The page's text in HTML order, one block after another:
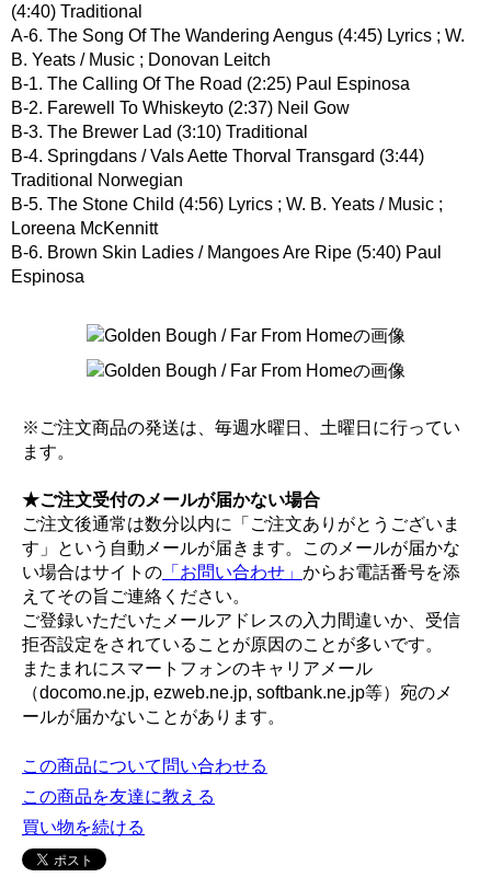
(4:40) Traditional
A-6. The Song Of The Wandering Aengus (4:45) Lyrics ; W.
B. Yeats / Music ; Donovan Leitch
B-1. The Calling Of The Road (2:25) Paul Espinosa
B-2. Farewell To Whiskeyto (2:37) Neil Gow
B-3. The Brewer Lad (3:10) Traditional
B-4. Springdans / Vals Aette Thorval Transgard (3:44)
Traditional Norwegian
B-5. The Stone Child (4:56) Lyrics ; W. B. Yeats / Music ;
Loreena McKennitt
B-6. Brown Skin Ladies / Mangoes Are Ripe (5:40) Paul
Espinosa
※ご注文商品の発送は、毎週水曜日、土曜日に行ってい
ます。
★ご注文受付のメールが届かない場合
ご注文後通常は数分以内に「ご注文ありがとうございま
す」という自動メールが届きます。このメールが届かな
い場合はサイトの 「お問い合わせ」 からお電話番号を添
えてその旨ご連絡ください。
ご登録いただいたメールアドレスの入力間違いか、受信
拒否設定をされていることが原因のことが多いです。
またまれにスマートフォンのキャリアメール
（docomo.ne.jp, ezweb.ne.jp, softbank.ne.jp等）宛のメ
ールが届かないことがあります。
この商品について問い合わせる
この商品を友達に教える
買い物を続ける